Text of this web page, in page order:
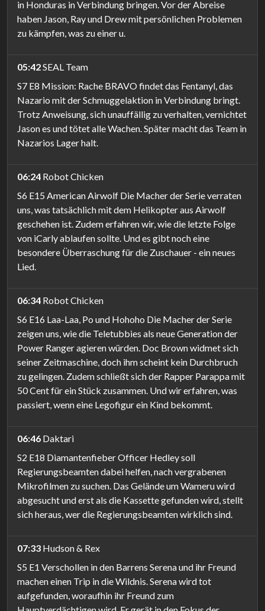
in Honduras in Verbindung bringen. Vor der Abreise
haben Jason, Ray und Drew mit persönlichen Problemen
zu kämpfen, was zu einer u.
05:42SEAL Team
S7 E8 Mission: Rache BRAVO findet das Fentanyl, das
Nazario mit der Schmuggelaktion in Verbindung bringt.
Trotz Anweisung, sich unauffällig zu verhalten, vernichtet
Jason es und tötet alle Wachen. Später macht das Team in
Nazarios Lager halt.
06:24 Robot Chicken
S6 E15 American Airwolf Die Macher der Serie verraten
uns, was tatsächlich mit dem Helikopter aus Airwolf
geschehen ist. Zudem erfahren wir, wie die letzte Folge
von iCarly ablaufen sollte. Und es gibt noch eine
besondere Überraschung für die Zuschauer - ein neues
Lied.
06:34 Robot Chicken
S6 E16 Laa-Laa, Po und Hohoho Die Macher der Serie
zeigen uns, wie die Teletubbies als neue Generation der
Power Ranger agieren würden. Doc Brown widmet sich
seiner Zeitmaschine, doch ihm scheint kein Durchbruch
zu gelingen. Zudem schließt sich der Rapper Parappa mit
50 Cent für ein Stück zusammen. Und wir erfahren, was
passiert, wenn eine Legofigur ein Kind bekommt.
06:46 Daktari
S2 E18 Diamantenfieber Officer Hedley soll
Regierungsbeamten dabei helfen, nach vergrabenen
Mikrofilmen zu suchen. Das Gelände um Wameru wird
abgesucht und erst als die Kassette gefunden wird, stellt
sich heraus, wer die Regierungsbeamten wirklich sind.
07:33 Hudson & Rex
S5 E1 Verschollen in den Barrens Serena und ihr Freund
machen einen Trip in die Wildnis. Serena wird tot
aufgefunden, woraufhin ihr Freund zum